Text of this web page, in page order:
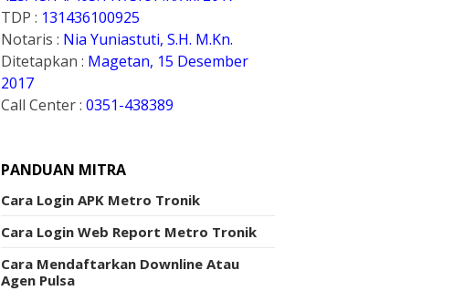
TDP : 131436100925
Notaris : Nia Yuniastuti, S.H. M.Kn.
Ditetapkan : Magetan, 15 Desember
2017
Call Center :0351-438389
PANDUAN MITRA
Cara Login APK Metro Tronik
Cara Login Web Report Metro Tronik
Cara Mendaftarkan Downline Atau
Agen Pulsa